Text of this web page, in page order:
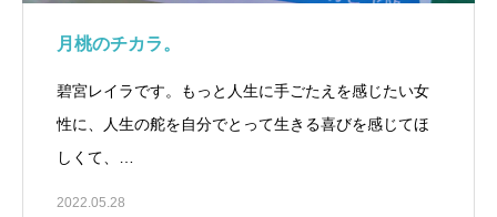
月桃のチカラ。
碧宮レイラです。もっと人生に手ごたえを感じたい女
性に、人生の舵を自分でとって生きる喜びを感じてほ
しくて、…
2022.05.28